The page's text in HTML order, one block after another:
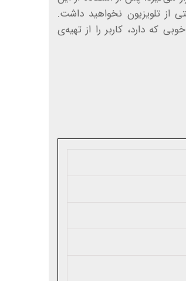
از تلویزیون نخواهید داشت.
که دارد، کاربر را از تهیه‌ی